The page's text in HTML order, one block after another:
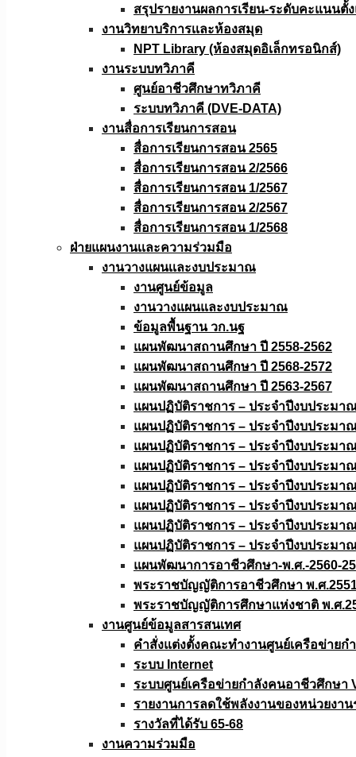
สรุปรายงานผลการเรียน-ระดับคะแนนตั้
งานวิทยาบริการเเละห้องสมุด
NPT Library (ห้องสมุดอิเล็กทรอนิกส์)
งานระบบทวิภาคี
ศูนย์อาชีวศึกษาทวิภาคี
ระบบทวิภาคี (DVE-DATA)
งานสื่อการเรียนการสอน
สื่อการเรียนการสอน 2565
สื่อการเรียนการสอน 2/2566
สื่อการเรียนการสอน 1/2567
สื่อการเรียนการสอน 2/2567
สื่อการเรียนการสอน 1/2568
ฝ่ายแผนงานเเละความร่วมมือ
งานวางแผนเเละงบประมาณ
งานศูนย์ข้อมูล
งานวางแผนและงบประมาณ
ข้อมูลพื้นฐาน วก.นฐ
แผนพัฒนาสถานศึกษา ปี 2558-2562
แผนพัฒนาสถานศึกษา ปี 2568-2572
แผนพัฒนาสถานศึกษา ปี 2563-2567
แผนปฏิบัติราชการ – ประจำปีงบประมา
แผนปฏิบัติราชการ – ประจำปีงบประมา
แผนปฏิบัติราชการ – ประจำปีงบประมา
แผนปฏิบัติราชการ – ประจำปีงบประมา
แผนปฏิบัติราชการ – ประจำปีงบประมา
แผนปฏิบัติราชการ – ประจำปีงบประมา
แผนปฏิบัติราชการ – ประจำปีงบประมา
แผนปฏิบัติราชการ – ประจำปีงบประมา
แผนพัฒนาการอาชีวศึกษา-พ.ศ.-2560-
พระราชบัญญัติการอาชีวศึกษา พ.ศ
พระราชบัญญัติการศึกษาแห่งชาติ พ.ศ
งานศูนย์ข้อมูลสารสนเทศ
คำสั่งแต่งตั้งคณะทำงานศูนย์เครือข่าย
ระบบ Internet
ระบบศูนย์เครือข่ายกำลังคนอาชีวศึกษา
รายงานการลดใช้พลังงานของหน่วยงา
รางวัลที่ได้รับ 65-68
งานความร่วมมือ